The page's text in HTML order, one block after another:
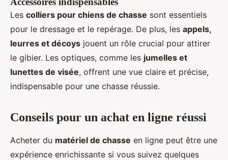
Les colliers pour chiens de chasse sont essentiels
pour le dressage et le repérage. De plus, les appels,
leurres et décoys jouent un rôle crucial pour attirer
le gibier. Les optiques, comme les jumelles et
lunettes de visée, offrent une vue claire et précise,
indispensable pour une chasse réussie.
Conseils pour un achat en ligne réussi
Acheter du matériel de chasse en ligne peut être une
expérience enrichissante si vous suivez quelques